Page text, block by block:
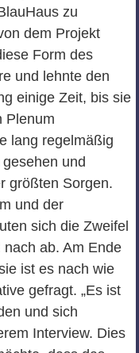
zu
dem Projekt
Form des
und lehnte den
einige Zeit, bis sie
Plenum
lang regelmäßig
und
größten Sorgen.
und der
sich die Zweifel
ab. Am Ende
ist es nach wie
gefragt. „Es ist
und sich
Interview. Dies